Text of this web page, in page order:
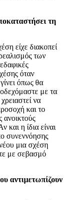
τη
είχε διακοπεί
των
όταν
όπως θα
με τα
να
και το
και η ίδια είναι
συνεννόησης
μια σχέση
με σεβασμό
αντιμετωπίζουν